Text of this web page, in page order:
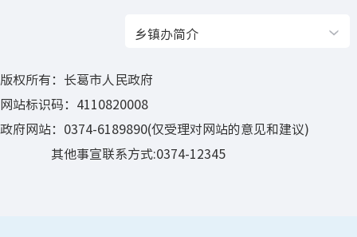
乡镇办简介
版权所有：长葛市人民政府
网站标识码：4110820008
政府网站：0374-6189890(仅受理对网站的意见和建议)
其他事宣联系方式:0374-12345